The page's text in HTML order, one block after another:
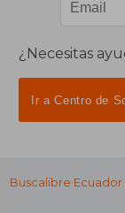
¿Necesitas
Ir a Centro de
Buscalibre Ecuador